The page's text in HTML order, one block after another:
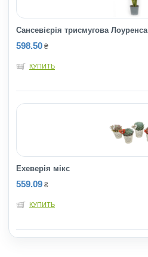
Сансевієрія трисмугова Лоуренса
598.50 ₴
КУПИТЬ
Ехеверія мiкс
559.09 ₴
КУПИТЬ